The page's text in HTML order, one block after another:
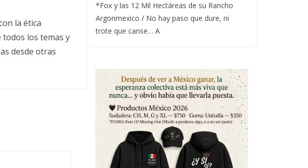
la ética
los temas y
desde otras
*Fox y las 12 Mil Hectáreas de su Rancho
Argonmexico / No hay paso que dure, ni
trote que canse… A